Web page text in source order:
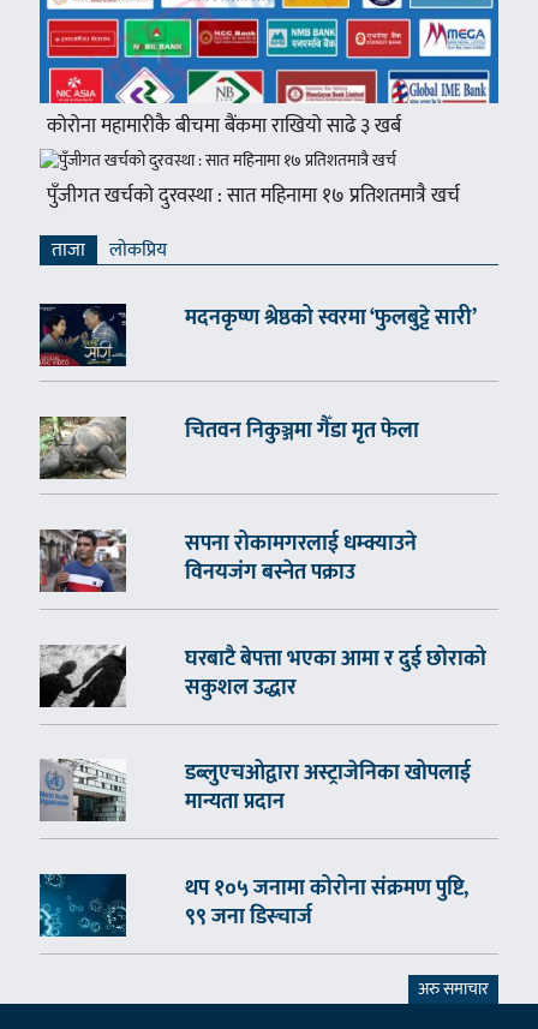
कोरोना महामारीकै बीचमा बैंकमा राखियो साढे ३ खर्ब
पुँजीगत खर्चको दुरवस्था : सात महिनामा १७ प्रतिशतमात्रै खर्च
ताजा लाेकप्रिय
मदनकृष्ण श्रेष्ठको स्वरमा ‘फुलबुट्टे सारी’
चितवन निकुञ्जमा गैँडा मृत फेला
सपना रोकामगरलाई धम्क्याउने
विनयजंग बस्नेत पक्राउ
घरबाटै बेपत्ता भएका आमा र दुई छोराको
सकुशल उद्धार
डब्लुएचओद्वारा अस्ट्राजेनिका खोपलाई
मान्यता प्रदान
थप १०५ जनामा कोरोना संक्रमण पुष्टि,
९९ जना डिस्चार्ज
अरु समाचार